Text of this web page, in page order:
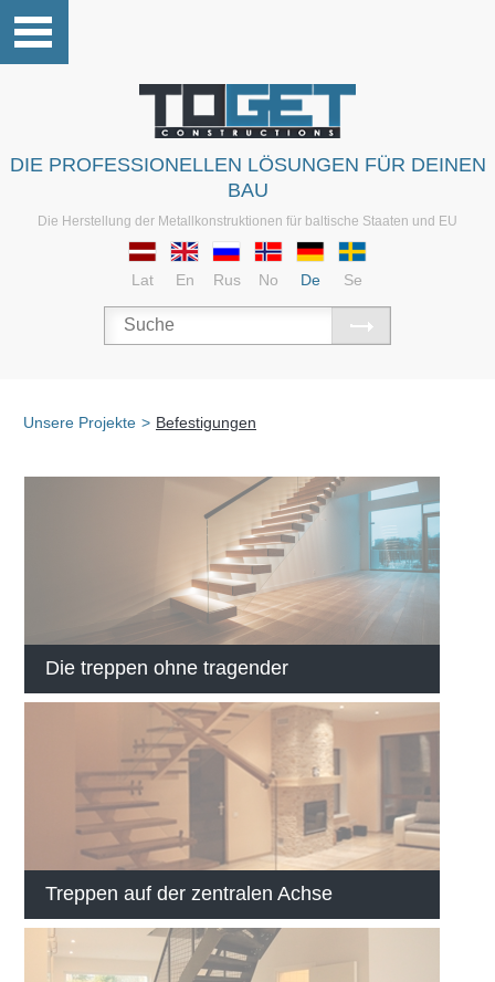
DIE PROFESSIONELLEN LÖSUNGEN FÜR DEINEN
BAU
Die Herstellung der Metallkonstruktionen für baltische Staaten und EU
Lat En Rus No De Se
Unsere Projekte > Befestigungen
Die treppen ohne tragender
Treppen auf der zentralen Achse